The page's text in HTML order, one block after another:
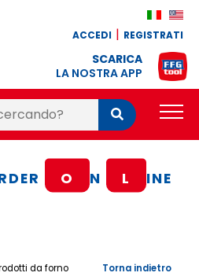
ACCEDI REGISTRATI
SCARICA
LA NOSTRA APP
Cerca
O N L INE
da forno Torna indietro